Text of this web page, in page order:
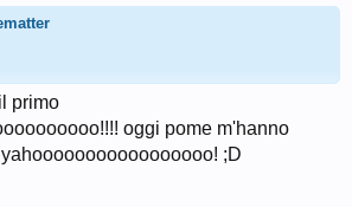
primo
oggi pome m'hanno
;D